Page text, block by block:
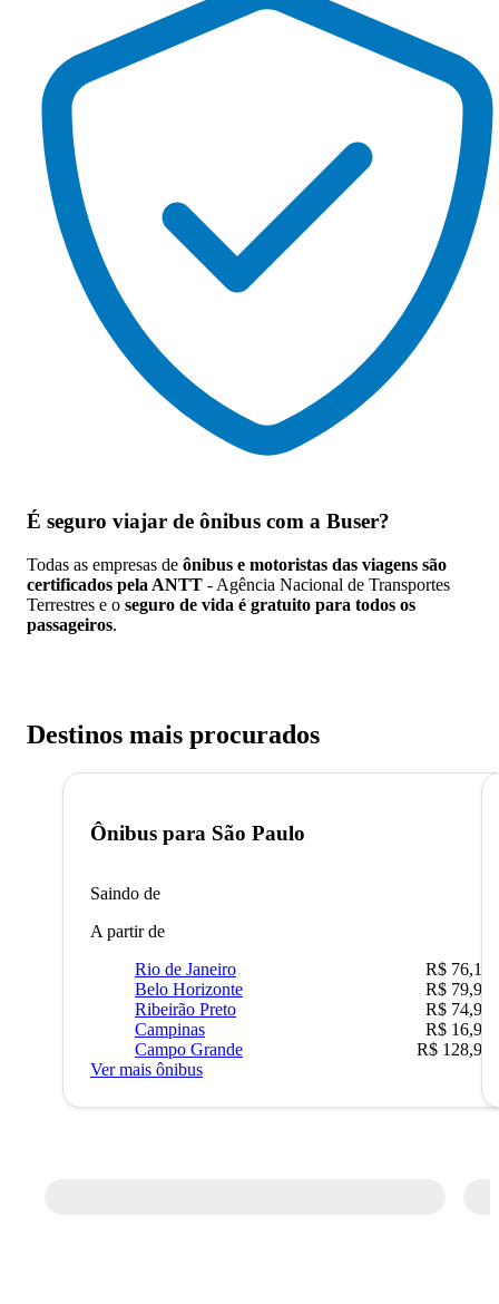
É seguro viajar de ônibus com a Buser?
Todas as empresas de ônibus e motoristas das viagens são
certificados pela ANTT - Agência Nacional de Transportes
Terrestres e o seguro de vida é gratuito para todos os
passageiros.
Destinos mais procurados
Ônibus para São Paulo
Saindo de
A partir de
Rio de Janeiro
R$ 76,10
Belo Horizonte
R$ 79,99
Ribeirão Preto
R$ 74,90
Campinas
R$ 16,90
Campo Grande
R$ 128,90
Ver mais ônibus